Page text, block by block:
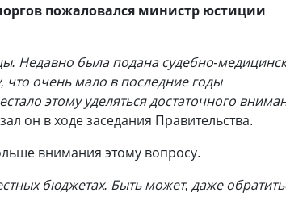
пожаловался министр юстиции
Недавно была подана судебно-
что очень мало в последние годы
этому уделяться достаточного
он в ходе заседания Правительства.
внимания этому вопросу.
бюджетах. Быть может, даже